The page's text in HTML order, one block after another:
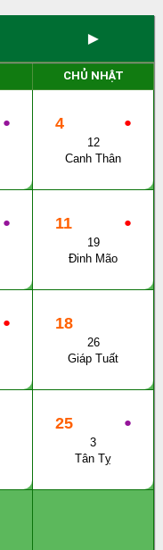
►
CHỦ NHẬT
● ●
4
12
Canh Thân
● ●
11
19
Đinh Mão
● 18
26
Giáp Tuất
●
25
3
Tân Tỵ